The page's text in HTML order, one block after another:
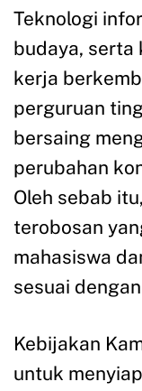
Teknologi
budaya, serta
kerja
perguruan
bersaing
perubahan
Oleh sebab
terobosan
mahasiswa
sesuai
Kebijakan
untuk